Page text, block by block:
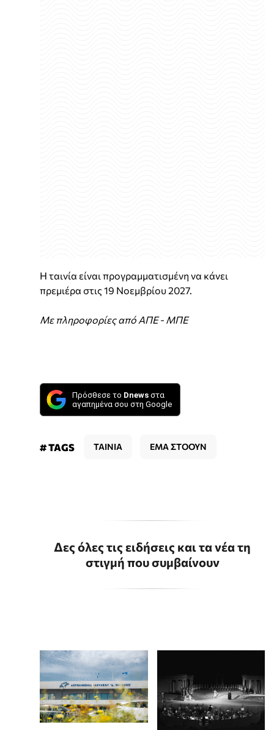
Η ταινία είναι προγραμματισμένη να κάνει
πρεμιέρα στις 19 Νοεμβρίου 2027.
Με πληροφορίες από ΑΠΕ - ΜΠΕ
Πρόσθεσε το Dnews στα
αγαπημένα σου στη Google
# TAGS ΤΑΙΝΙΑ ΕΜΑ ΣΤΟΟΥΝ
Δες όλες τις ειδήσεις και τα νέα τη
στιγμή που συμβαίνουν